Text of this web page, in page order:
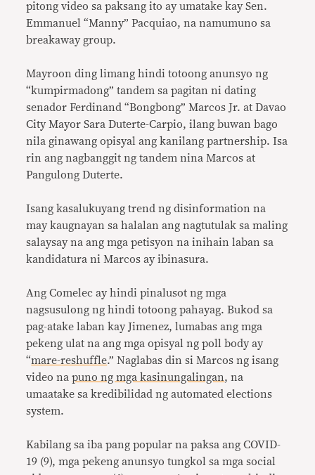
pitong video sa paksang ito ay umatake kay Sen.
Emmanuel “Manny” Pacquiao, na namumuno sa
breakaway group.
Mayroon ding limang hindi totoong anunsyo ng
“kumpirmadong” tandem sa pagitan ni dating
senador Ferdinand “Bongbong” Marcos Jr. at Davao
City Mayor Sara Duterte-Carpio, ilang buwan bago
nila ginawang opisyal ang kanilang partnership. Isa
rin ang nagbanggit ng tandem nina Marcos at
Pangulong Duterte.
Isang kasalukuyang trend ng disinformation na
may kaugnayan sa halalan ang nagtutulak sa maling
salaysay na ang mga petisyon na inihain laban sa
kandidatura ni Marcos ay ibinasura.
Ang Comelec ay hindi pinalusot ng mga
nagsusulong ng hindi totoong pahayag. Bukod sa
pag-atake laban kay Jimenez, lumabas ang mga
pekeng ulat na ang mga opisyal ng poll body ay
“mare-reshuffle.” Naglabas din si Marcos ng isang
video napuno ng mga kasinungalingan, na
umaatake sa kredibilidad ng automated elections
system.
Kabilang sa iba pang popular na paksa ang COVID-
19 (9), mga pekeng anunsyo tungkol sa mga social